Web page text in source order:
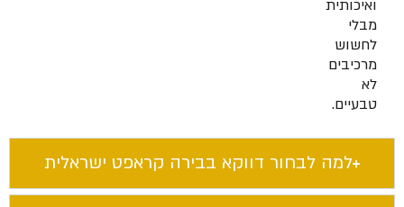
ואיכותית
מבלי
לחשוש
מרכיבים
לא
טבעיים.
למה לבחור דווקא בבירה קראפט ישראלית​